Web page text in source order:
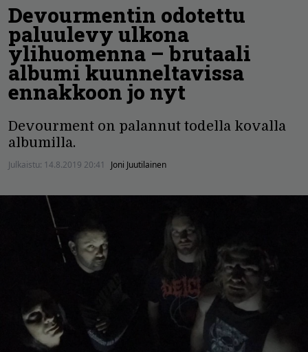
Devourmentin odotettu
paluulevy ulkona
ylihuomenna – brutaali
albumi kuunneltavissa
ennakkoon jo nyt
Devourment on palannut todella kovalla
albumilla.
Julkaistu: 14.8.2019 20:41 Joni Juutilainen